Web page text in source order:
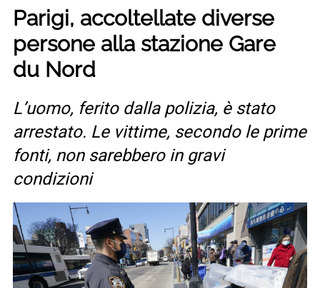
Parigi, accoltellate diverse
persone alla stazione Gare
du Nord
L’uomo, ferito dalla polizia, è stato
arrestato. Le vittime, secondo le prime
fonti, non sarebbero in gravi
condizioni